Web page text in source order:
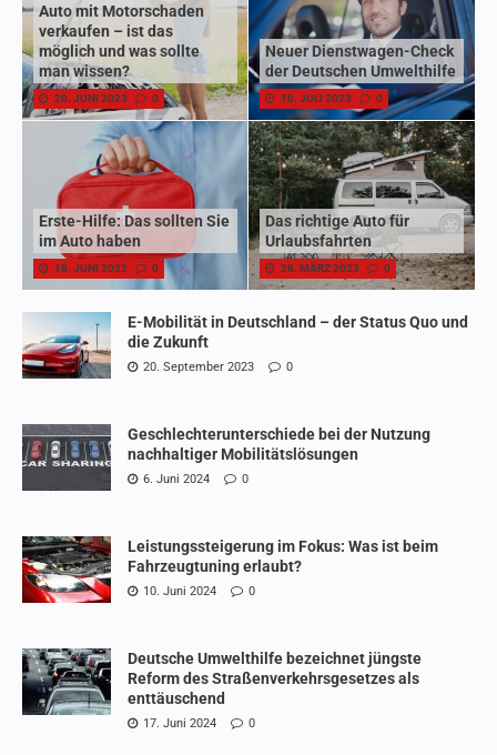
Auto mit Motorschaden
verkaufen – ist das
möglich und was sollte
man wissen?
20. JUNI 2023 0
Neuer Dienstwagen-Check
der Deutschen Umwelthilfe
10. JULI 2023 0
Erste-Hilfe: Das sollten Sie
im Auto haben
18. JUNI 2022 0
Das richtige Auto für
Urlaubsfahrten
28. MÄRZ 2023 0
E-Mobilität in Deutschland – der Status Quo und
die Zukunft
20. September 2023 0
Geschlechterunterschiede bei der Nutzung
nachhaltiger Mobilitätslösungen
6. Juni 2024 0
Leistungssteigerung im Fokus: Was ist beim
Fahrzeugtuning erlaubt?
10. Juni 2024 0
Deutsche Umwelthilfe bezeichnet jüngste
Reform des Straßenverkehrsgesetzes als
enttäuschend
17. Juni 2024 0